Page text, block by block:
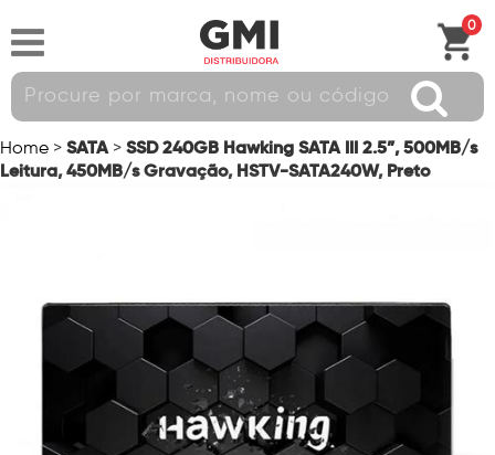
0
Home > SATA > SSD 240GB Hawking SATA III 2.5”, 500MB/s
Leitura, 450MB/s Gravação, HSTV-SATA240W, Preto